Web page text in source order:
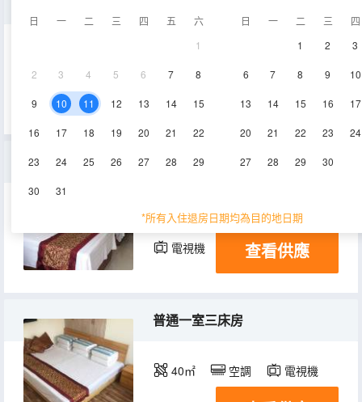
日 一 二 三 四 五
六
1
2 3 4 5 6 7 8
9 10 11 12 13 14 15
16 17 18 19 20 21 22
23 24 25 26 27 28 29
30 31
日 一 二 三
四
1
2 3
6 7 8 9 10
13 14 15 16 17
20 21 22 23 24
27 28 29 30
*所有入住退房日期均為目的地日期
空調
標準雙床房
20㎡ 1層 空調
電視機 查看供應
普通一室三床房
40㎡ 空調 電視機